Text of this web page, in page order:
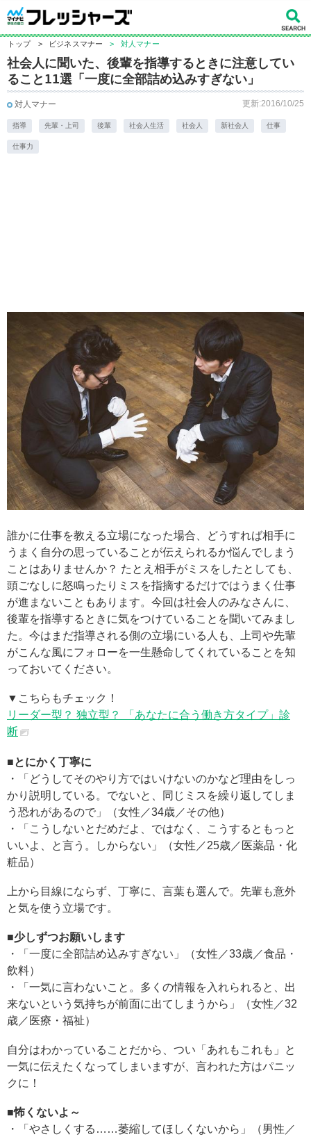
トップ > ビジネスマナー > 対人マナー
社会人に聞いた、後輩を指導するときに注意してい
ること11選「一度に全部詰め込みすぎない」
対人マナー 更新:2016/10/25
指導 先輩・上司 後輩 社会人生活 社会人 新社会人 仕事
仕事力
誰かに仕事を教える立場になった場合、どうすれば相手に
うまく自分の思っていることが伝えられるか悩んでしまう
ことはありませんか？ たとえ相手がミスをしたとしても、
頭ごなしに怒鳴ったりミスを指摘するだけではうまく仕事
が進まないこともあります。今回は社会人のみなさんに、
後輩を指導するときに気をつけていることを聞いてみまし
た。今はまだ指導される側の立場にいる人も、上司や先輩
がこんな風にフォローを一生懸命してくれていることを知
っておいてください。
▼こちらもチェック！
リーダー型？ 独立型？ 「あなたに合う働き方タイプ」診
断
■とにかく丁寧に
・「どうしてそのやり方ではいけないのかなど理由をしっ
かり説明している。でないと、同じミスを繰り返してしま
う恐れがあるので」（女性／34歳／その他）
・「こうしないとだめだよ、ではなく、こうするともっと
いいよ、と言う。しからない」（女性／25歳／医薬品・化
粧品）
上から目線にならず、丁寧に、言葉も選んで。先輩も意外
と気を使う立場です。
■少しずつお願いします
・「一度に全部詰め込みすぎない」（女性／33歳／食品・
飲料）
・「一気に言わないこと。多くの情報を入れられると、出
来ないという気持ちが前面に出てしまうから」（女性／32
歳／医療・福祉）
自分はわかっていることだから、つい「あれもこれも」と
一気に伝えたくなってしまいますが、言われた方はパニッ
クに！
■怖くないよ～
・「やさしくする……萎縮してほしくないから」（男性／